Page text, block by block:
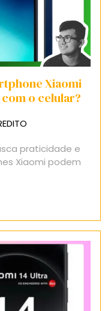
Xiaomi
o celular?
praticidade e
Xiaomi podem